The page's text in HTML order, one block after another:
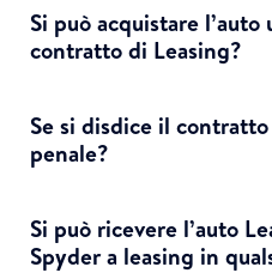
Si può acquistare
contratto di Leasing?
Se si disdice il
penale?
Si può ricevere l’auto
Spyder a leasing in